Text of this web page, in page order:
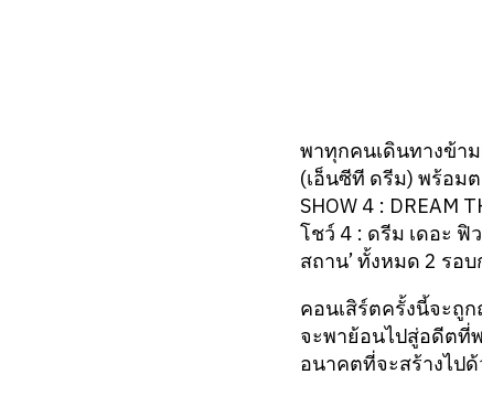
พาทุกคนเดินทางข้าม
(เอ็นซีที ดรีม) พร้อมต
SHOW 4 : DREAM
โชว์ 4 : ดรีม เดอะ ฟิ
สถาน’ ทั้งหมด 2 รอ
คอนเสิร์ตครั้งนี้จะถู
จะพาย้อนไปสู่อดีตที่
อนาคตที่จะสร้างไป